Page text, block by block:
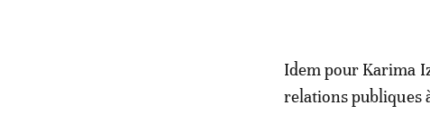
Idem pour Karima
relations publiques